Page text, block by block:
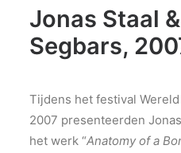
Jonas Staal
Segbars,
Tijdens het festival
2007 presenteerden
het werk “Anatomy of a